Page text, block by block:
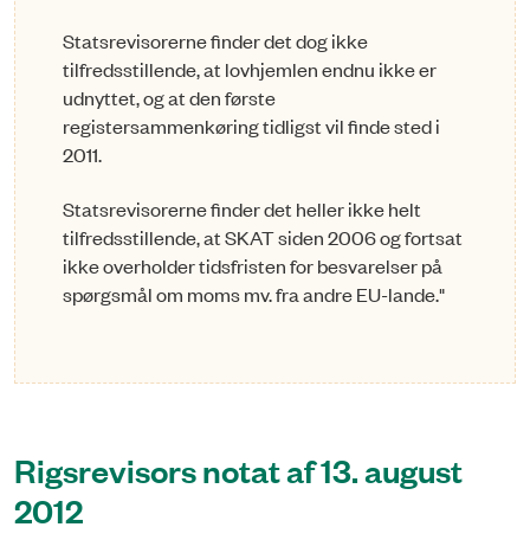
Statsrevisorerne finder det dog ikke
tilfredsstillende, at lovhjemlen endnu ikke er
udnyttet, og at den første
registersammenkøring tidligst vil finde sted i
2011.
Statsrevisorerne finder det heller ikke helt
tilfredsstillende, at SKAT siden 2006 og fortsat
ikke overholder tidsfristen for besvarelser på
spørgsmål om moms mv. fra andre EU-lande."
Rigsrevisors notat af 13. august
2012